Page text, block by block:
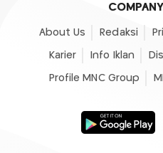
About Us Redaksi
Karier Info Iklan
Profile MNC Group